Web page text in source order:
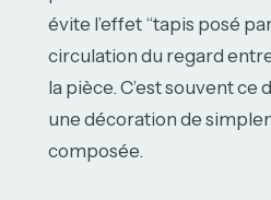
évite l’effet “tapis posé
circulation du regard
la pièce. C’est souvent ce
une décoration de
composée.